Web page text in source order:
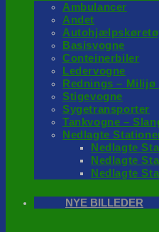
Ambulancer
Andet
Basisvogne
Conteinerbiler
Ledervogne
Rednings – Milijø
Stigevogne
Sygetransporter
Tankvogne –
Nedlagte
Nedlagte
Nedlagte
Nedlagte
NYE BILLEDER